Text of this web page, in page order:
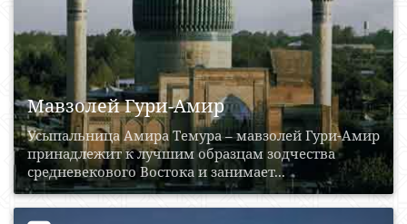
Мавзолей Гури-Амир
Усыпальница Амира Темура – мавзолей Гури-Амир
принадлежит к лучшим образцам зодчества
средневекового Востока и занимает...